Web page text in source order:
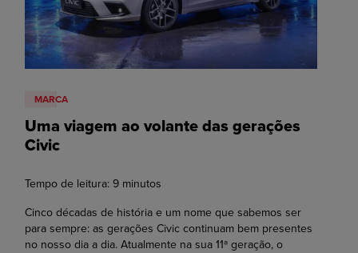
MARCA
Uma viagem ao volante das gerações
Civic
Tempo de leitura: 9 minutos
Cinco décadas de história e um nome que sabemos ser
para sempre: as gerações Civic continuam bem presentes
no nosso dia a dia. Atualmente na sua 11ª geração, o